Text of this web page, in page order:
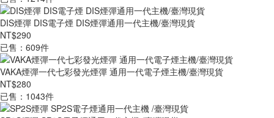
DIS煙彈 DIS電子煙 DIS煙彈通用一代主機/臺灣現貨
NT$290
已售：609件
VAKA煙彈一代七彩發光煙彈 通用一代電子煙主機/臺灣現貨
NT$280
已售：1043件